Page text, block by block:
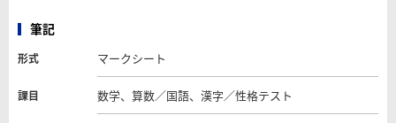
筆記
形式 マークシート
課目 数学、算数／国語、漢字／性格テスト